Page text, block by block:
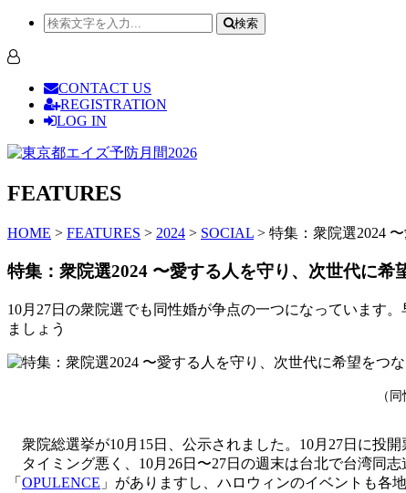
検索
CONTACT US
REGISTRATION
LOG IN
FEATURES
HOME > FEATURES > 2024 > SOCIAL > 特集：衆院選2024
特集：衆院選2024 〜愛する人を守り、次世代に希
10月27日の衆院選でも同性婚が争点の一つになっています
ましょう
（
衆院総選挙が10月15日、公示されました。10月27日に投開
タイミング悪く、10月26日〜27日の週末は台北で台湾同
「 OPULENCE 」がありますし、ハロウィンのイベントも各